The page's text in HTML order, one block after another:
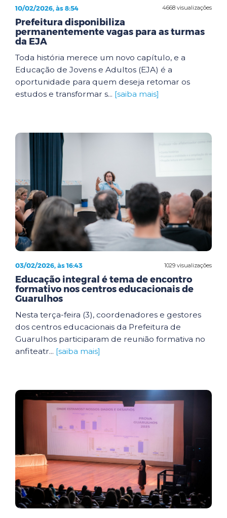
4668 visualizações
10/02/2026, às 8:54
Prefeitura disponibiliza
permanentemente vagas para as turmas
da EJA
Toda história merece um novo capítulo, e a
Educação de Jovens e Adultos (EJA) é a
oportunidade para quem deseja retomar os
estudos e transformar s... [saiba mais]
1029 visualizações
03/02/2026, às 16:43
Educação integral é tema de encontro
formativo nos centros educacionais de
Guarulhos
Nesta terça-feira (3), coordenadores e gestores
dos centros educacionais da Prefeitura de
Guarulhos participaram de reunião formativa no
anfiteatr... [saiba mais]